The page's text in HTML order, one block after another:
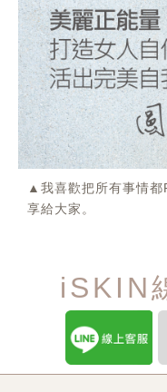
▲我喜歡把所有事情都
享給大家。
iSKIN